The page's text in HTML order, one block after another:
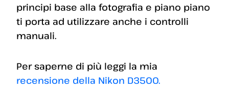
principi base alla fotografia e piano piano
ti porta ad utilizzare anche i controlli
manuali.
Per saperne di più leggi la mia
recensione della Nikon D3500.